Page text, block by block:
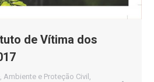
de Vítima dos
Ambiente e Proteção Civil